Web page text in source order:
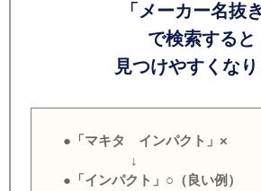
「メーカー名抜き
で検索すると
見つけやすくなり
●「マキタ インパクト」×
↓
●「インパクト」○（良い例）